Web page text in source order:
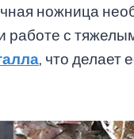
ножница
работе с
, что делает